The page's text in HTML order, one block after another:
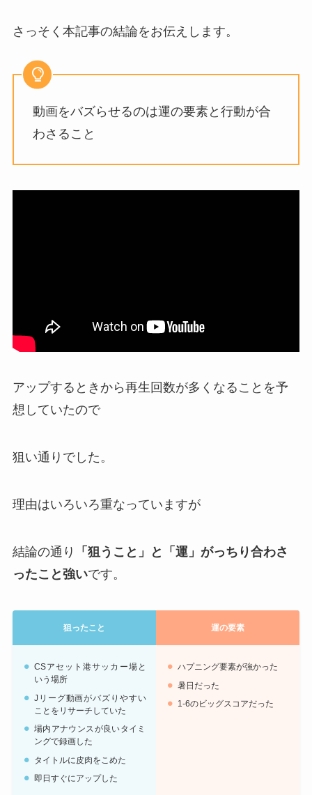
さっそく本記事の結論をお伝えします。
動画をバズらせるのは運の要素と行動が合
わさること
アップするときから再生回数が多くなることを予
想していたので
狙い通りでした。
理由はいろいろ重なっていますが
結論の通り
「狙うこと」と「運」がっちり合わさ
ったこと強いです。
狙ったこと 運の要素
CSアセット港サッカー場と
いう場所
Jリーグ動画がバズりやすい
ことをリサーチしていた
場内アナウンスが良いタイミ
ングで録画した
タイトルに皮肉をこめた
即日すぐにアップした
ハプニング要素が強かった
暑日だった
1-6のビッグスコアだった